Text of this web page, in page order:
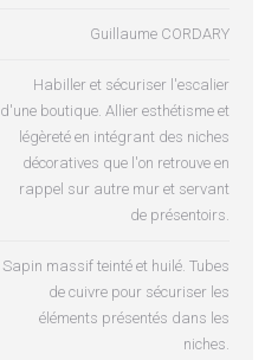
Guillaume CORDARY
Habiller et sécuriser l'escalier
d'une boutique. Allier esthétisme et
légèreté en intégrant des niches
décoratives que l'on retrouve en
rappel sur autre mur et servant
de présentoirs.
Sapin massif teinté et huilé. Tubes
de cuivre pour sécuriser les
éléments présentés dans les
niches.